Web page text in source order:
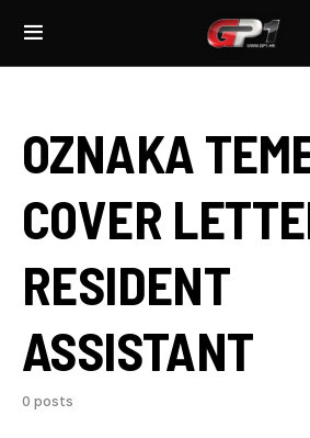
OZNAKA
COVER
RESIDENT
ASSISTANT
0 posts